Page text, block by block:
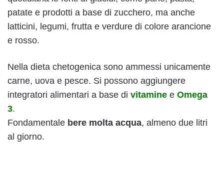
patate e prodotti a base di zucchero, ma anche
latticini, legumi, frutta e verdure di colore arancione
e rosso.
Nella dieta chetogenica sono ammessi unicamente
carne, uova e pesce. Si possono aggiungere
integratori alimentari a base di vitamine e Omega
3.
Fondamentale bere molta acqua, almeno due litri
al giorno.